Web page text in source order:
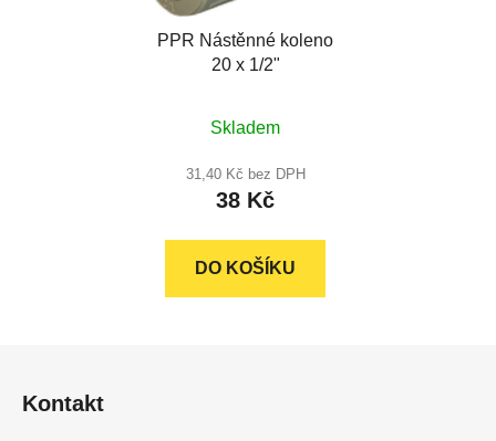
PPR Nástěnné koleno
20 x 1/2"
hodnocení
produktu
je
z
Skladem
31,40 Kč bez DPH
38 Kč
DO KOŠÍKU
Kontakt